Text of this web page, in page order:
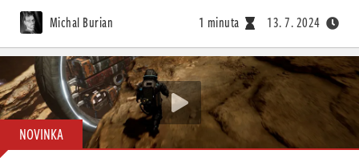
Michal Burian 1 minuta 13. 7. 2024
NOVINKA